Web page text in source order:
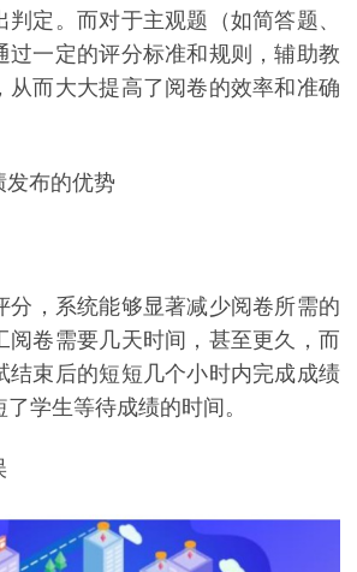
判定。而对于主观题（如简答题、
过一定的评分标准和规则，辅助教
从而大大提高了阅卷的效率和准确
布的优势
，系统能够显著减少阅卷所需的
阅卷需要几天时间，甚至更久，而
结束后的短短几个小时内完成成绩
学生等待成绩的时间。